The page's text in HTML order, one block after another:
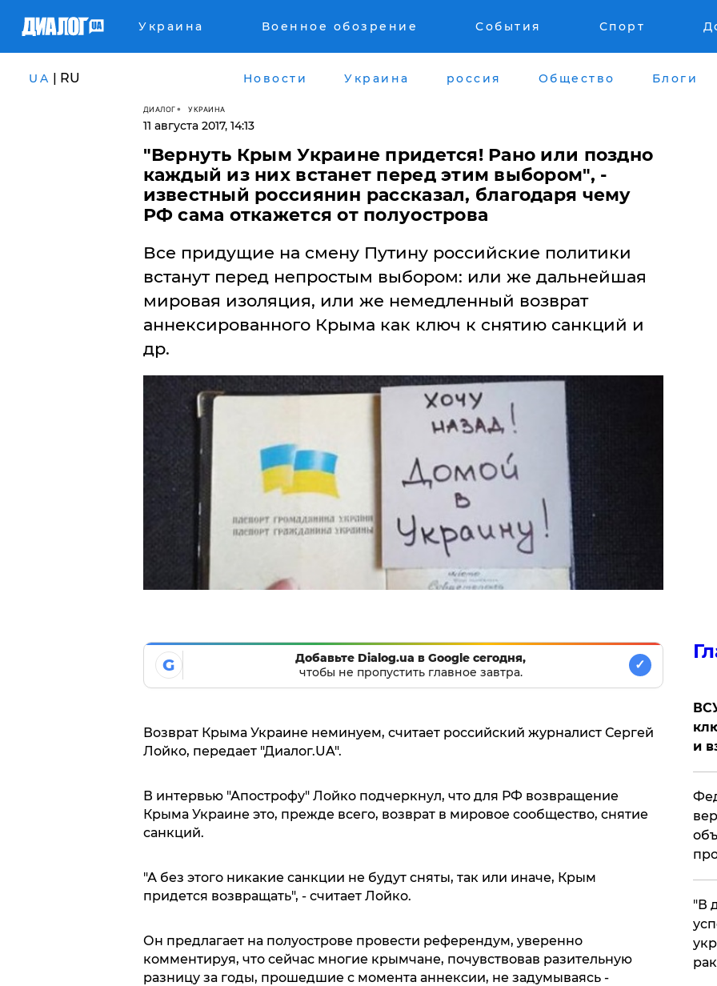
Украина Военное обозрение События Спорт
UA | RU Новости Украина россия Общество Блоги
ДИАЛОГ УКРАИНА
11 августа 2017, 14:13
"Вернуть Крым Украине придется! Рано или поздно
каждый из них встанет перед этим выбором", -
известный россиянин рассказал, благодаря чему
РФ сама откажется от полуострова
Все придущие на смену Путину российские политики
встанут перед непростым выбором: или же дальнейшая
мировая изоляция, или же немедленный возврат
аннексированного Крыма как ключ к снятию санкций и
др.
G
Добавьте Dialog.ua в Google сегодня,
чтобы не пропустить главное завтра.
✓
Возврат Крыма Украине неминуем, считает российский журналист Сергей
Лойко, передает "Диалог.UA".
В интервью "Апострофу" Лойко подчеркнул, что для РФ возвращение
Крыма Украине это, прежде всего, возврат в мировое сообщество, снятие
санкций.
"А без этого никакие санкции не будут сняты, так или иначе, Крым
придется возвращать", - считает Лойко.
Он предлагает на полуострове провести референдум, уверенно
комментируя, что сейчас многие крымчане, почувствовав разительную
разницу за годы, прошедшие с момента аннексии, не задумываясь -
и
​"В